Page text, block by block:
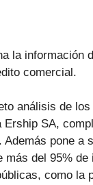
la información
comercial.
análisis de
SA,
pone
más del 95%
como la